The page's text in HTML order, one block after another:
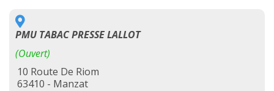
PMU TABAC PRESSE LALLOT
(Ouvert)
10 Route De Riom
63410 - Manzat